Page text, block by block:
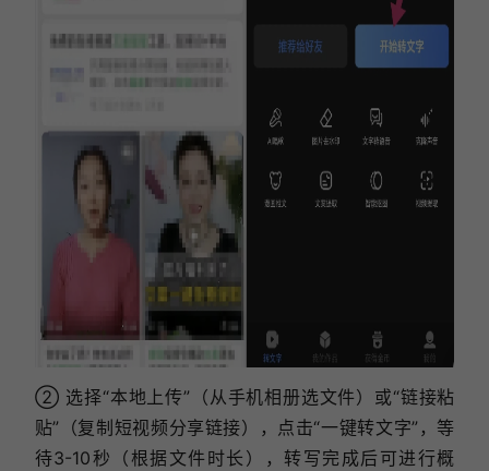
② 选择“本地上传”（从手机相册选文件）或“链接粘
贴”（复制短视频分享链接），点击“一键转文字”，等
待3-10秒（根据文件时长），转写完成后可进行概